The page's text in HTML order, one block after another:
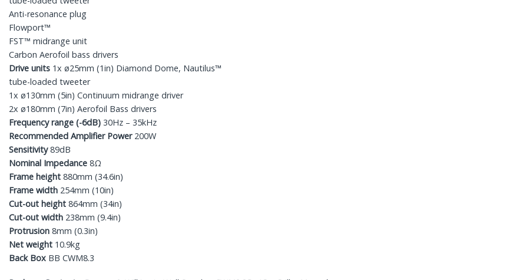
Anti-resonance plug
Flowport™
FST™ midrange unit
Carbon Aerofoil bass drivers
Drive units 1x ø25mm (1in) Diamond Dome, Nautilus™
tube-loaded tweeter
1x ø130mm (5in) Continuum midrange driver
2x ø180mm (7in) Aerofoil Bass drivers
Frequency range (-6dB) 30Hz – 35kHz
Recommended Amplifier Power200W
Sensitivity89dB
Nominal Impedance 8Ω
Frame height 880mm (34.6in)
Frame width 254mm (10in)
Cut-out height 864mm (34in)
Cut-out width 238mm (9.4in)
Protrusion 8mm (0.3in)
Net weight 10.9kg
Back Box BB CWM8.3